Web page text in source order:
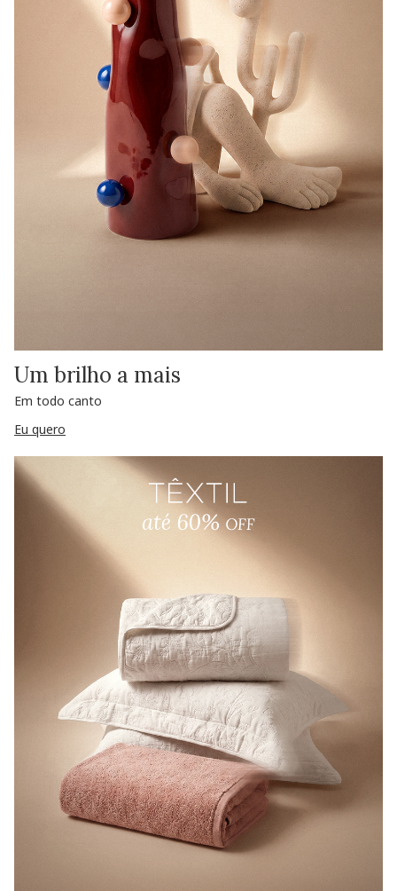
Um brilho a mais
Em todo canto
Eu quero